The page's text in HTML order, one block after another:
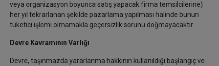
veya organizasyon boyunca satış yapacak firma temsilcilerine)
her yıl tekrarlanan şekilde pazarlama yapılması halinde bunun
tüketici işlemi olmamakla geçersizlik sorunu doğmayacaktır.
Devre Kavramının Varlığı
Devre, taşınmazda yararlanma hakkının kullanıldığı başlangıç ve